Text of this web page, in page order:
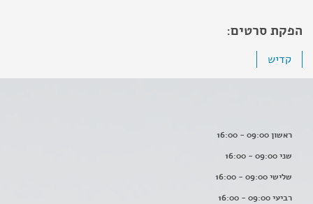
הפקת סרטים:
קדיש
ראשון 09:00 - 16:00
שני 09:00 - 16:00
שלישי 09:00 - 16:00
רביעי 09:00 - 16:00